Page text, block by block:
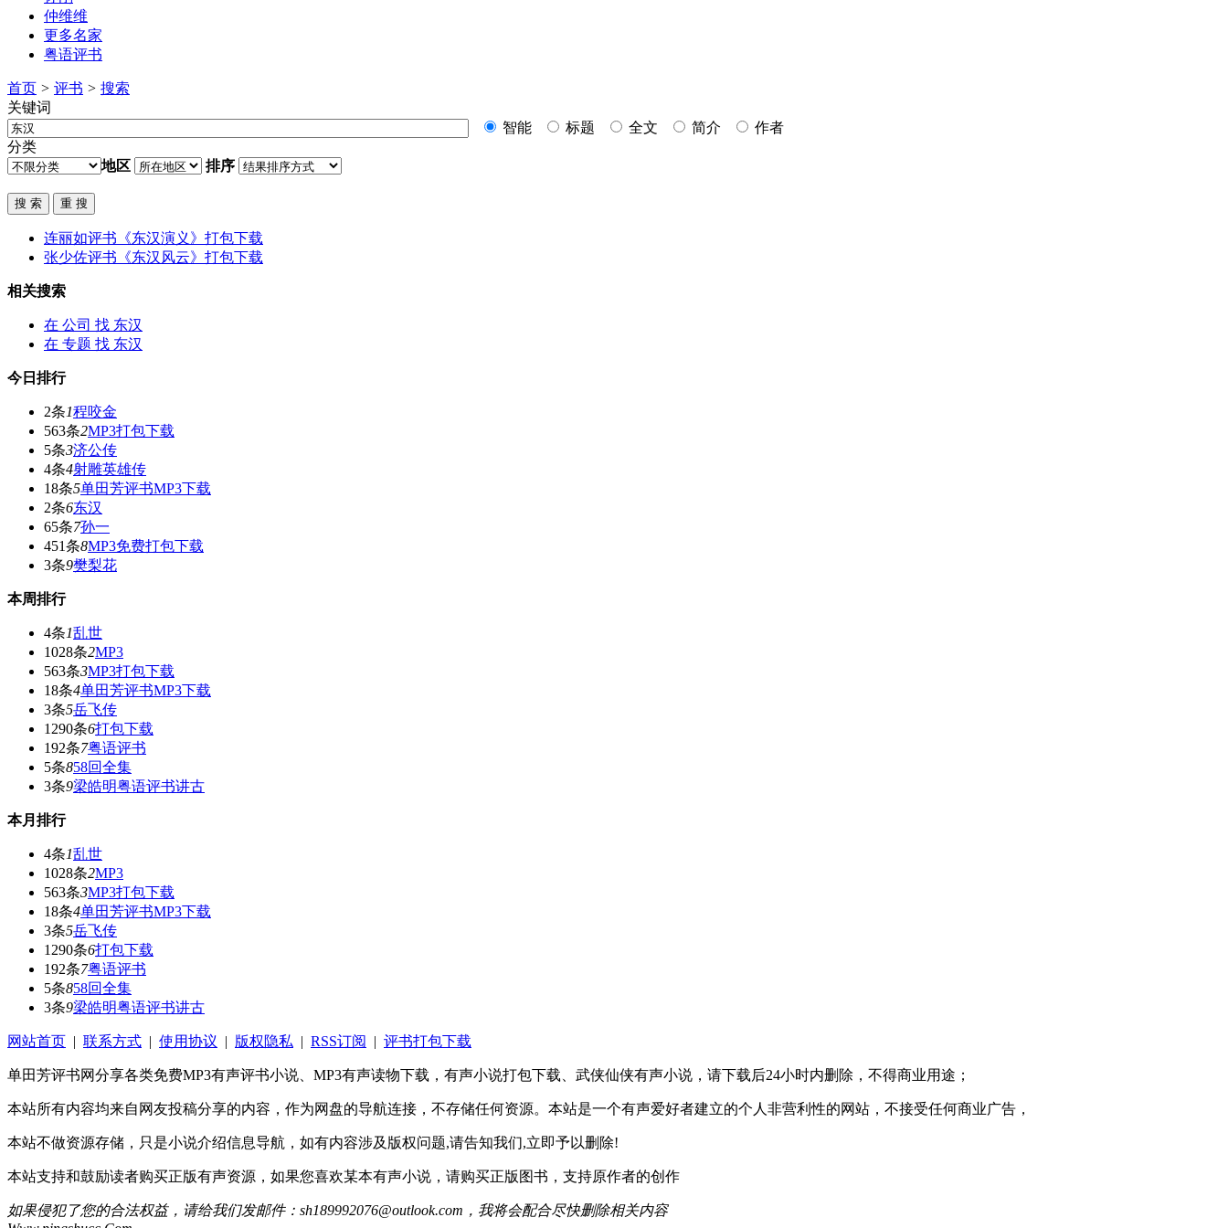
仲维维
更多名家
粤语评书
首页 > 评书 > 搜索
关键词
智能
标题 全文 简介
作者
分类
地区
排序
连丽如评书《东汉演义》打包下载
张少佐评书《东汉 风云》打包下载
相关搜索
在 公司 找 东汉
在 专题 找 东汉
今日排行
2条1程咬金
563条2MP3打包下载
5条3济公传
4条4射雕英雄传
18条5单田芳评书MP3下载
2条6东汉
65条7孙一
451条8MP3免费打包下载
3条9樊梨花
本周排行
4条1乱世
1028条2MP3
563条3MP3打包下载
18条4单田芳评书MP3下载
3条5岳飞传
1290条6打包下载
192条7粤语评书
5条858回全集
3条9梁皓明粤语评书讲古
本月排行
4条1乱世
1028条2MP3
563条3MP3打包下载
18条4单田芳评书MP3下载
3条5岳飞传
1290条6打包下载
192条7粤语评书
5条858回全集
3条9梁皓明粤语评书讲古
网站首页 | 联系方式 | 使用协议 | 版权隐私 | RSS订阅 | 评书打包下载
单田芳评书网分享各类免费MP3有声评书小说、MP3有声读物下载，有声小说打包下载、武侠仙侠有声小说，请下载后24小时内删除，不得商业用途；
本站所有内容均来自网友投稿分享的内容，作为网盘的导航连接，不存储任何资源。本站是一个有声爱好者建立的个人非营利性的网站，不接受任何商业广告，
本站不做资源存储，只是小说介绍信息导航，如有内容涉及版权问题,请告知我们,立即予以删除!
本站支持和鼓励读者购买正版有声资源，如果您喜欢某本有声小说，请购买正版图书，支持原作者的创作
如果侵犯了您的合法权益，请给我们发邮件：sh189992076@outlook.com，我将会配合尽快删除相关内容